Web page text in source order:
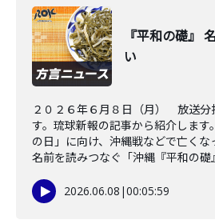
『平和の礎』
い
２０２６年６月８日（月） 放送分
す。琉球新報の記事から紹介します
の日」に向け、沖縄戦などで亡く
名前を読みつなぐ「沖縄『平和の礎
2026.06.08 |00:05:59